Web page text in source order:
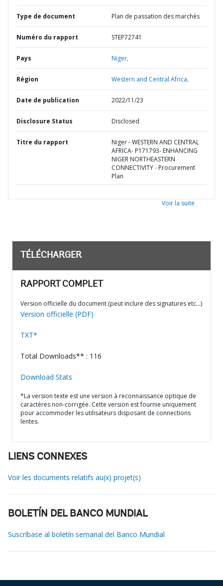
Type de document Plan de passation des marchés
Numéro du rapport STEP72741
Pays Niger,
Région Western and Central Africa,
Date de publication 2022/11/23
Disclosure Status Disclosed
Titre du rapport
Niger - WESTERN AND CENTRAL
AFRICA- P171793- ENHANCING
NIGER NORTHEASTERN
CONNECTIVITY - Procurement
Plan
Voir la suite
TÉLÉCHARGER
RAPPORT COMPLET
Version officielle du document (peut inclure des signatures etc…)
Version officielle (PDF)
TXT*
Total Downloads** : 116
Download Stats
*La version texte est une version à reconnaissance optique de
caractères non-corrigée. Cette version est fournie uniquement
pour accommoder les utilisateurs disposant de connections
lentes.
LIENS CONNEXES
Voir les documents relatifs au(x) projet(s)
BOLETÍN DEL BANCO MUNDIAL
Suscríbase al boletín semanal del Banco Mundial